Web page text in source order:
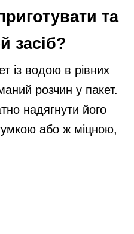
та
засіб?
із водою в рівних
розчин у пакет.
надягнути його
або ж міцною,